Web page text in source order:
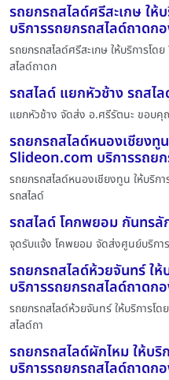
รถยกรถสไลด์ศรีสะเกษ ให้
บริการรถยกรถสไลด์ถาดก
รถยกรถสไลด์ศรีสะเกษ ให้บริการโ
สไลด์ถาดก
รถสไลด์ แยกหัวช้าง รถสไ
แยกหัวช้าง จัดส่ง อ.ศรีรัตนะ ขอบ
รถยกรถสไลด์หนองเชียงทู
Slideon.com บริการรถย
รถยกรถสไลด์หนองเชียงทูน ให้บริก
รถสไลด์
รถสไลด์ โคกพยอม กันทร
จุดรับแจ้ง โคพยอม จัดส่งศูนย์บริก
รถยกรถสไลด์ห้วยจันทร์ ใ
บริการรถยกรถสไลด์ถาดก
รถยกรถสไลด์ห้วยจันทร์ ให้บริการโ
สไลด์ถา
รถยกรถสไลด์ผักไหม ให้บ
บริการรถยกรถสไลด์ถาดก